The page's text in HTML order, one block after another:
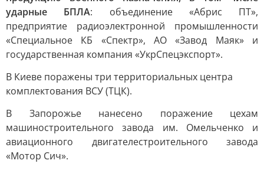
ударные БПЛА: объединение «Абрис ПТ»,
предприятие радиоэлектронной промышленности
«Специальное КБ «Спектр», АО «Завод Маяк» и
государственная компания «УкрСпецэкспорт».
В Киеве поражены три территориальных центра
комплектования ВСУ (ТЦК).
В Запорожье нанесено поражение цехам
машиностроительного завода им. Омельченко и
авиационного двигателестроительного завода
«Мотор Сич».